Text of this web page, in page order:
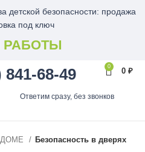
детской безопасности: продажа
под ключ
841-68-49 0
0 ₽
Ответим сразу, без звонков
Безопасность в дверях